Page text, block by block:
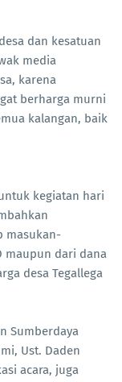
dan kesatuan
media
karena
berharga murni
kalangan, baik
kegiatan hari
masukan-
maupun dari dana
desa Tegallega
Sumberdaya
Ust. Daden
acara, juga